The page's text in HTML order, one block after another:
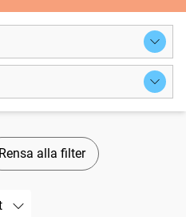
Rensa alla filter